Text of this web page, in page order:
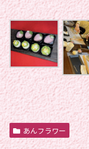
あんフラワー